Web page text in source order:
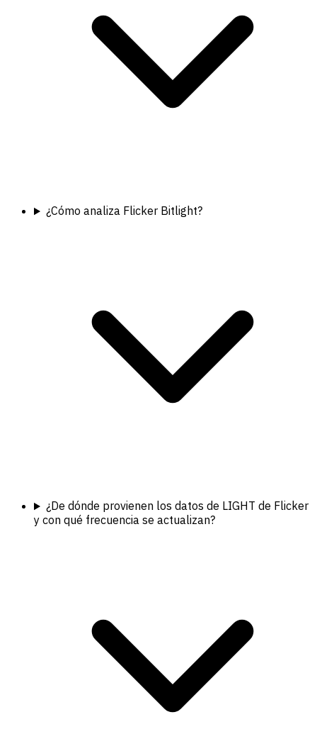
¿Cómo analiza Flicker Bitlight?
¿De dónde provienen los datos de LIGHT de Flicker
y con qué frecuencia se actualizan?